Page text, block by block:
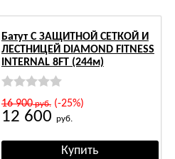
Батут С ЗАЩИТНОЙ СЕТКОЙ И
ЛЕСТНИЦЕЙ DIAMOND FITNESS
INTERNAL 8FT (244м)
16 900руб.(-25%)
12 600 руб.